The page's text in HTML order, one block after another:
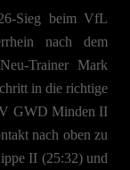
Sieg beim VfL
nach dem
Trainer Mark
in die richtige
GWD Minden II
nach oben zu
II (25:32) und